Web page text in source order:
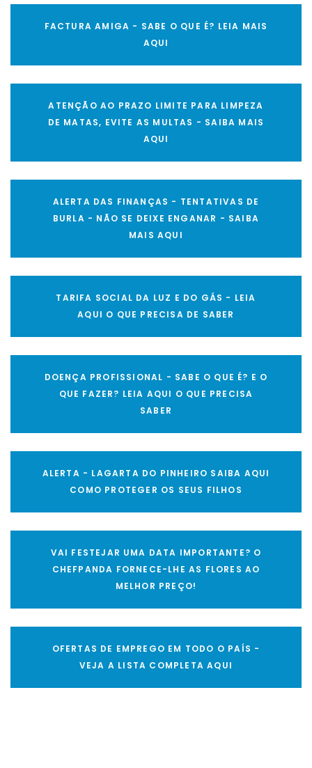
FACTURA AMIGA - SABE O QUE É? LEIA MAIS
AQUI
ATENÇÃO AO PRAZO LIMITE PARA LIMPEZA
DE MATAS, EVITE AS MULTAS - SAIBA MAIS
AQUI
ALERTA DAS FINANÇAS - TENTATIVAS DE
BURLA - NÃO SE DEIXE ENGANAR - SAIBA
MAIS AQUI
TARIFA SOCIAL DA LUZ E DO GÁS - LEIA
AQUI O QUE PRECISA DE SABER
DOENÇA PROFISSIONAL - SABE O QUE É? E O
QUE FAZER? LEIA AQUI O QUE PRECISA
SABER
ALERTA - LAGARTA DO PINHEIRO SAIBA AQUI
COMO PROTEGER OS SEUS FILHOS
VAI FESTEJAR UMA DATA IMPORTANTE? O
CHEFPANDA FORNECE-LHE AS FLORES AO
MELHOR PREÇO!
OFERTAS DE EMPREGO EM TODO O PAÍS -
VEJA A LISTA COMPLETA AQUI